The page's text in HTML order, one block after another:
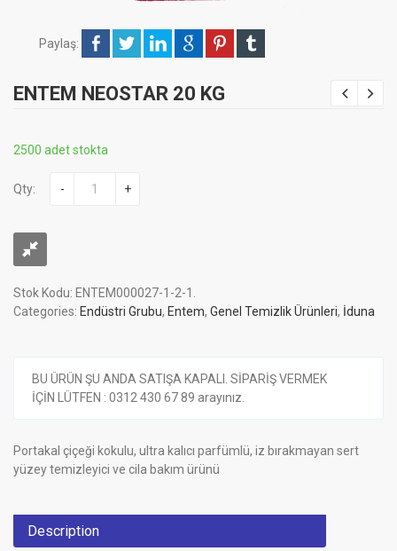
Paylaş:
ENTEM NEOSTAR 20 KG
2500 adet stokta
Qty: - +
Stok Kodu: ENTEM000027-1-2-1 .
Categories: Endüstri Grubu, Entem, Genel Temizlik Ürünleri, İduna
BU ÜRÜN ŞU ANDA SATIŞA KAPALI. SİPARİŞ VERMEK
İÇİN LÜTFEN : 0312 430 67 89 arayınız.
Portakal çiçeği kokulu, ultra kalıcı parfümlü, iz bırakmayan sert
yüzey temizleyici ve cila bakım ürünü
Description